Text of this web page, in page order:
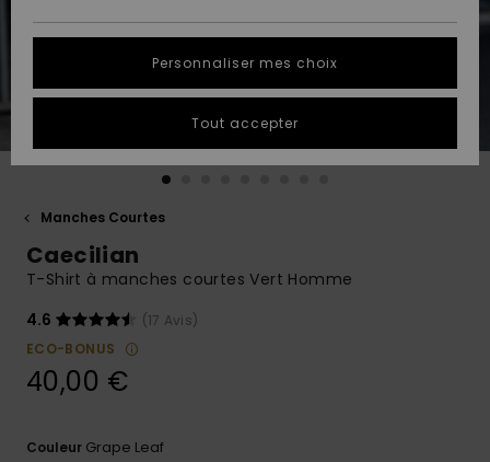
A
Découvrir
A
Découvrir
tailles
conversation
obtenir la
à votre
Démarrer
aux
QUIKSILVER
Manches Courtes
Caecilian
T-Shirt à manches courtes Vert Homme
4.6
(17 Avis)
ECO-BONUS
40,00 €
Couleur Grape Leaf
Personnaliser mes choix
Tout accepter